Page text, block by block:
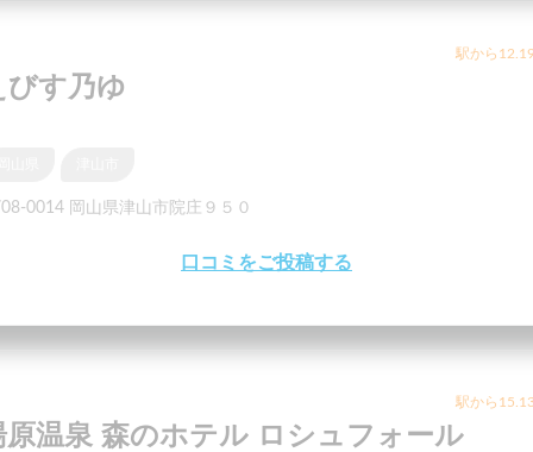
駅から
びす乃ゆ
0014 岡山県津山市院庄９５０
口コミをご投稿する
駅から
原温泉 森のホテル ロシュフォール